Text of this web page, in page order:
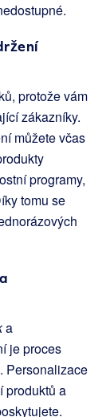
protože vám
zákazníky.
můžete včas
programy,
tomu se
a
je proces
Personalizace
produktů a